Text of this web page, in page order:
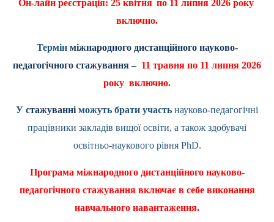
Он-лайн реєстрація: 25 квітня по 11 липня 2026 року
включно.
Термін міжнародного дистанційного науково-
педагогічного стажування– 11 травня по 11 липня 2026
року включно.
У стажуванні можуть брати участь науково-педагогічні
працівники закладів вищої освіти, а також здобувачі
освітньо-наукового рівня PhD.
Програма міжнародного дистанційного науково-
педагогічного стажування включає в себе виконання
навчального навантаження.